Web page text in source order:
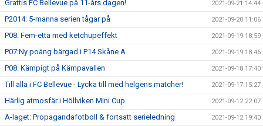
Grattis FC Bellevue på 11-års dagen! 2021-09-21 14:44
P2014: 5-manna serien tågar på 2021-09-20 11:06
P08: Fem-etta med ketchupeffekt 2021-09-19 18:59
P07:Ny poäng bärgad i P14 Skåne A 2021-09-19 18:46
P08: Kämpigt på Kämpavallen 2021-09-18 17:40
Till alla i FC Bellevue - Lycka till med helgens matcher! 2021-09-17 15:27
Härlig atmosfär i Höllviken Mini Cup 2021-09-12 22:07
A-laget: Propagandafotboll & fortsatt serieledning 2021-09-12 19:40